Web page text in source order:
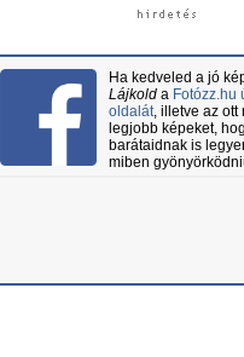
Ha kedveled a jó
Lájkolda Fotózz.hu
oldalát, illetve az ott
legjobb képeket,
barátaidnak is
miben